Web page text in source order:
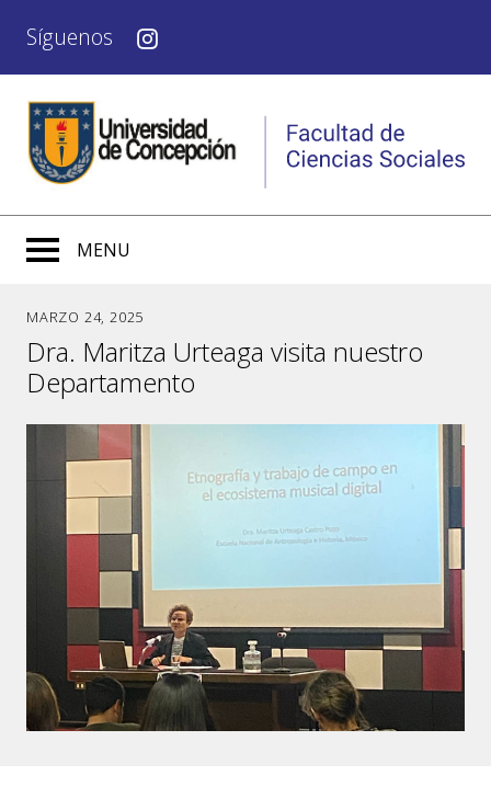
Síguenos
MENU
MARZO 24, 2025
Dra. Maritza Urteaga visita nuestro
Departamento